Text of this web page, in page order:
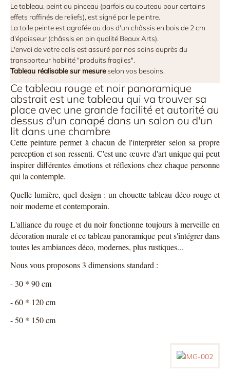
Le tableau, peint au pinceau (parfois au couteau pour certains
effets raffinés de reliefs), est signé par le peintre.
La toile peinte est agrafée au dos d'un châssis en bois de 2 cm
d'épaisseur (châssis en pin qualité Beaux Arts).
L'envoi de votre colis est assuré par nos soins auprès du
transporteur habilité "produits fragiles".
Tableau réalisable sur mesureselon vos besoins.
Ce tableau rouge et noir panoramique
abstrait est une tableau qui va trouver sa
place avec une grande facilité et autorité au
dessus d'un canapé dans un salon ou d'un
lit dans une chambre
Cette peinture permet à chacun de l'interpréter selon sa propre
perception et son ressenti. C'est une œuvre d'art unique qui peut
inspirer différentes émotions et réflexions chez chaque personne
qui la contemple.
Quelle lumière, quel design : un chouette tableau déco rouge et
noir moderne et contemporain.
L'alliance du rouge et du noir fonctionne toujours à merveille en
décoration murale et ce tableau panoramique peut s'intégrer dans
toutes les ambiances déco, modernes, plus rustiques...
Nous vous proposons 3 dimensions standard :
- 30 * 90 cm
- 60 * 120 cm
- 50 * 150 cm